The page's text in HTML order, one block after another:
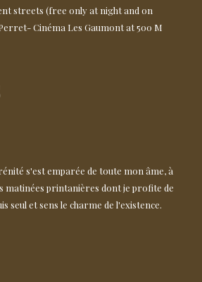
streets (free only at night and on
Cinéma Les Gaumont at 500 M
s'est emparée de toute mon âme, à
matinées printanières dont je profite de
seul et sens le charme de l'existence.